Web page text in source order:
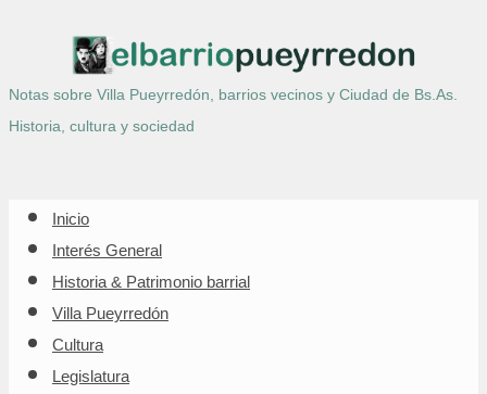
Notas sobre Villa Pueyrredón, barrios vecinos y Ciudad de Bs.As.
Historia, cultura y sociedad
Inicio
Interés General
Historia & Patrimonio barrial
Villa Pueyrredón
Cultura
Legislatura